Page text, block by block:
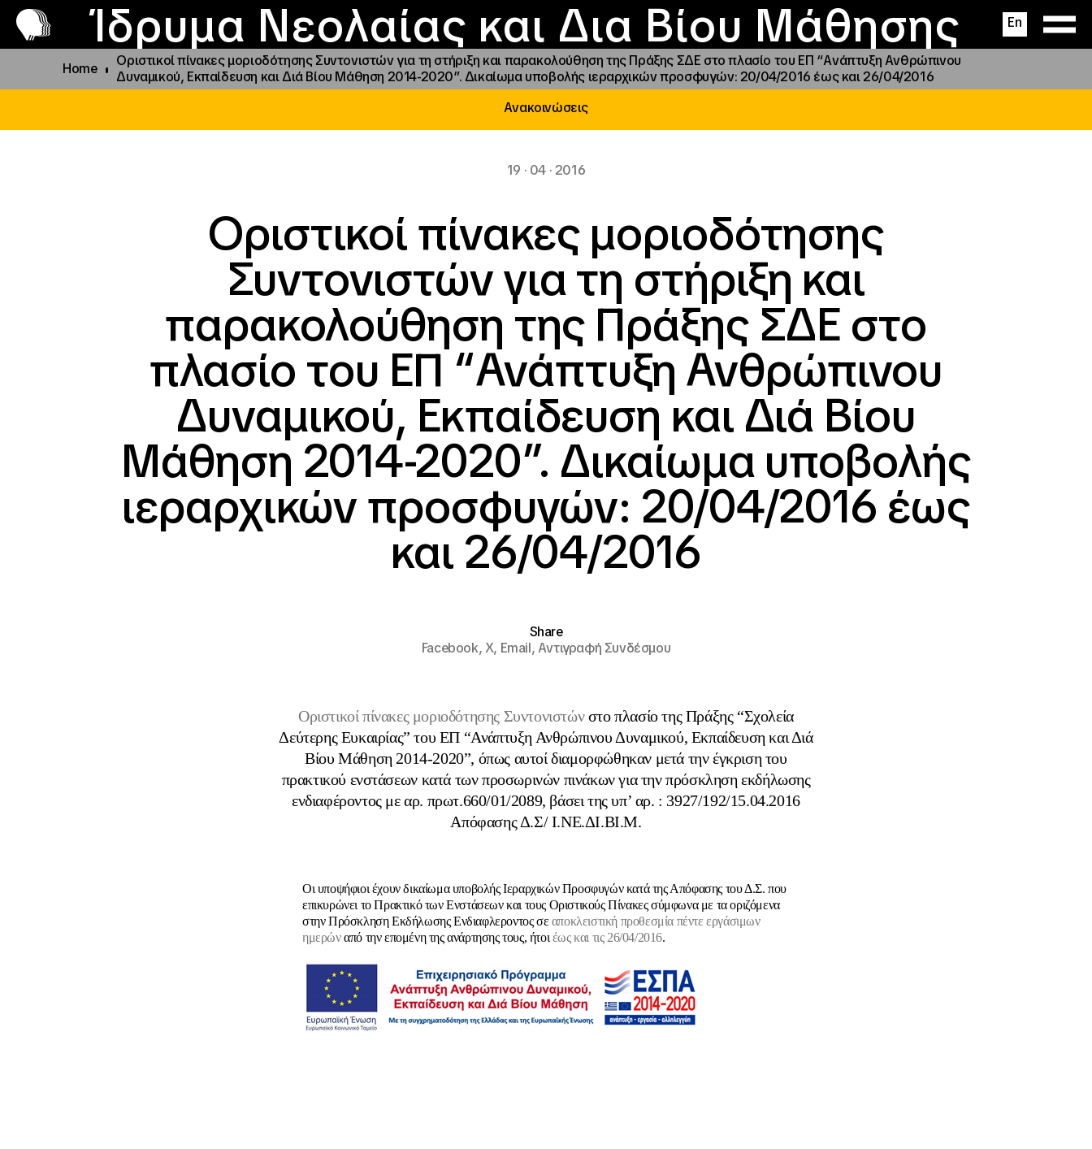
Ίδρυμα Νεολαίας και Δια Βίου Μάθησης En
Το ΙΝΕΔΙΒΙΜ
Προγράμματα και δράσεις
Φοιτητικές Εστίες
Παραχώρηση αιγίδας
Νέα
Επικοινωνία
Home
Οριστικοί πίνακες μοριοδότησης Συντονιστών για τη στήριξη και παρακολούθηση της Πράξης ΣΔΕ στο πλασίο του ΕΠ “Ανάπτυξη Ανθρώπινου
Δυναμικού, Εκπαίδευση και Διά Βίου Μάθηση 2014-2020”. Δικαίωμα υποβολής ιεραρχικών προσφυγών: 20/04/2016 έως και 26/04/2016
Ανακοινώσεις
19 · 04 · 2016
Οριστικοί πίνακες μοριοδότησης
Συντονιστών για τη στήριξη και
παρακολούθηση της Πράξης ΣΔΕ στο
πλασίο του ΕΠ “Ανάπτυξη Ανθρώπινου
Δυναμικού, Εκπαίδευση και Διά Βίου
Μάθηση 2014-2020”. Δικαίωμα υποβολής
ιεραρχικών προσφυγών: 20/04/2016 έως
και 26/04/2016
Share
Facebook,X, Email,Αντιγραφή Συνδέσμου
Οριστικοί πίνακες μοριοδότησης Συντονιστώνστο πλασίο της Πράξης “Σχολεία
Δεύτερης Ευκαιρίας” του ΕΠ “Ανάπτυξη Ανθρώπινου Δυναμικού, Εκπαίδευση και Διά
Βίου Μάθηση 2014-2020”, όπως αυτοί διαμορφώθηκαν μετά την έγκριση του
πρακτικού ενστάσεων κατά των προσωρινών πινάκων για την πρόσκληση εκδήλωσης
ενδιαφέροντος με αρ. πρωτ.660/01/2089, βάσει της υπ’ αρ. : 3927/192/15.04.2016
Απόφασης Δ.Σ/ Ι.ΝΕ.ΔΙ.ΒΙ.Μ.
Οι υποψήφιοι έχουν δικαίωμα υποβολής Ιεραρχικών Προσφυγών κατά της Απόφασης του Δ.Σ. που
επικυρώνει το Πρακτικό των Ενστάσεων και τους Οριστικούς Πίνακες σύμφωνα με τα οριζόμενα
στην Πρόσκληση Εκδήλωσης Ενδιαφλεροντος σε αποκλειστική προθεσμία πέντε εργάσιμων
ημερώναπό την επομένη της ανάρτησης τους, ήτοι έως και τις 26/04/2016.